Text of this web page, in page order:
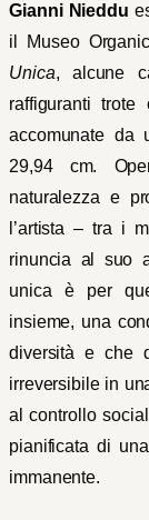
Gianni Nieddu
il Museo
Unica, alcune
raffiguranti
accomunate da
29,94 cm.
naturalezza e
l’artista – tra i
rinuncia al suo
unica è per
insieme, una
diversità e che
irreversibile in
al controllo
pianificata di
immanente.